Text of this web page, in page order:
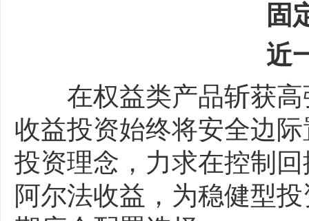
固
近一
在权益类产品斩获高
收益投资始终将安全边
投资理念，力求在控制
阿尔法收益，为稳健型